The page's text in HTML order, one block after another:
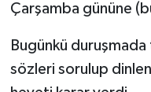
Çarşamba gününe
Bugünkü
sözleri sorulup